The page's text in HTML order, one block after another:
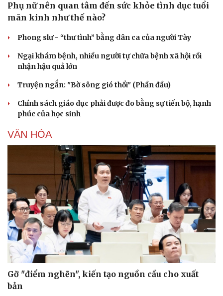
Phụ nữ nên quan tâm đến sức khỏe tình dục tuổi
mãn kinh như thế nào?
Phong slư - “thư tình” bằng dân ca của người Tày
Ngại khám bệnh, nhiều người tự chữa bệnh xã hội rồi
nhận hậu quả lớn
Truyện ngắn: "Bờ sông gió thổi" (Phần đầu)
Chính sách giáo dục phải được đo bằng sự tiến bộ, hạnh
phúc của học sinh
VĂN HÓA
Gỡ "điểm nghẽn", kiến tạo nguồn cầu cho xuất
bản